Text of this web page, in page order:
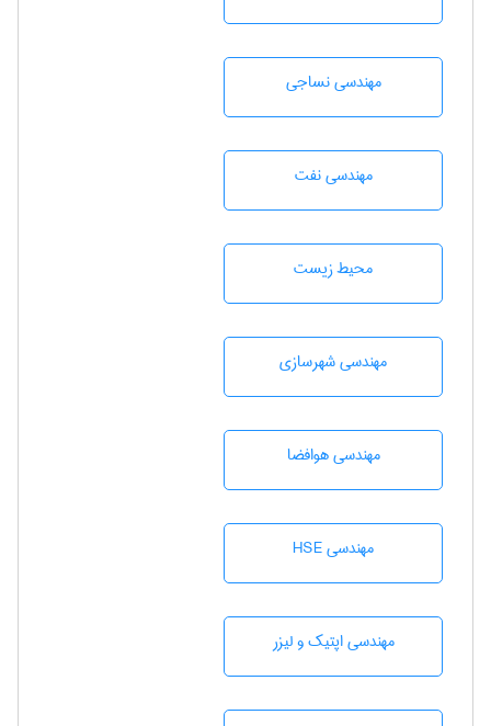
مهندسي نساجی
مهندسی نفت
محيط زيست
مهندسی شهرسازی
مهندسی هوافضا
مهندسی HSE
مهندسی اپتیک و لیزر